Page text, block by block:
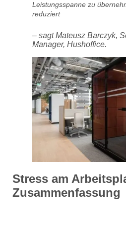
Leistungsspanne zu
reduziert
– sagt Mateusz Barczyk,
Manager, Hushoffice.
Stress am
Zusammenfassung